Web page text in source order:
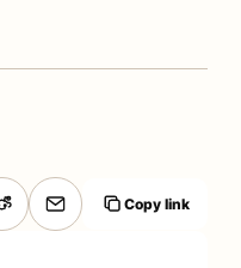
Copy link